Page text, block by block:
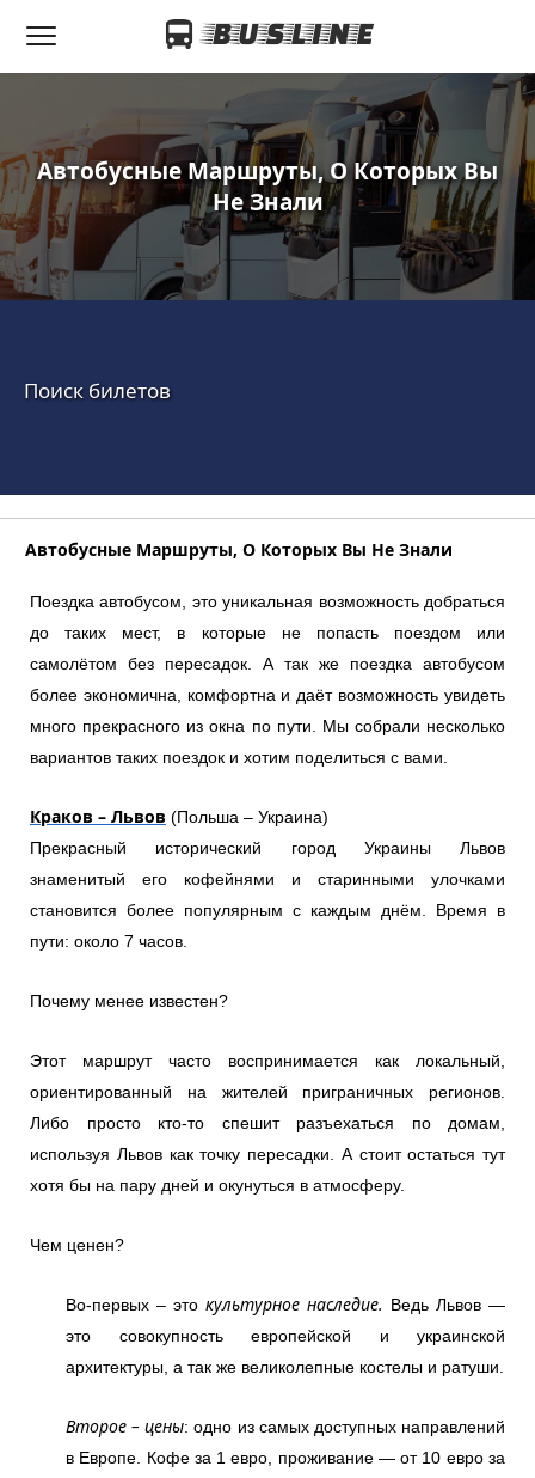
Автобусные Маршруты, О Которых Вы
Не Знали
Поиск билетов
Автобусные Маршруты, О Которых Вы Не Знали
Поездка автобусом, это уникальная возможность добраться
до таких мест, в которые не попасть поездом или
самолётом без пересадок. А так же поездка автобусом
более экономична, комфортна и даёт возможность увидеть
много прекрасного из окна по пути. Мы собрали несколько
вариантов таких поездок и хотим поделиться с вами.
Краков – Львов (Польша – Украина)
Прекрасный исторический город Украины Львов
знаменитый его кофейнями и старинными улочками
становится более популярным с каждым днём. Время в
пути: около 7 часов.
Почему менее известен?
Этот маршрут часто воспринимается как локальный,
ориентированный на жителей приграничных регионов.
Либо просто кто-то спешит разъехаться по домам,
используя Львов как точку пересадки. А стоит остаться тут
хотя бы на пару дней и окунуться в атмосферу.
Чем ценен?
Во-первых – это культурное наследие. Ведь Львов —
это совокупность европейской и украинской
архитектуры, а так же великолепные костелы и ратуши.
Второе – цены: одно из самых доступных направлений
в Европе. Кофе за 1 евро, проживание — от 10 евро за